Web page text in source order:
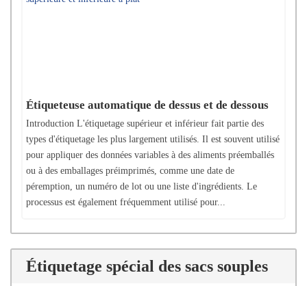
Étiqueteuse automatique de dessus et de dessous
Introduction L'étiquetage supérieur et inférieur fait partie des
types d'étiquetage les plus largement utilisés. Il est souvent utilisé
pour appliquer des données variables à des aliments préemballés
ou à des emballages préimprimés, comme une date de
péremption, un numéro de lot ou une liste d'ingrédients. Le
processus est également fréquemment utilisé pour...
Étiquetage spécial des sacs souples